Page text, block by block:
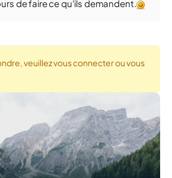
de faire ce qu'ils demandent.
veuillez vous connecter ou vous